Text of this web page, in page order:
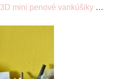
3D mini penové vankúšiky…